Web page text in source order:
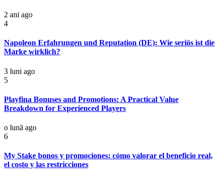
2 ani ago
4
Napoleon Erfahrungen und Reputation (DE): Wie seriös ist die
Marke wirklich?
3 luni ago
5
Playfina Bonuses and Promotions: A Practical Value
Breakdown for Experienced Players
o lună ago
6
My Stake bonos y promociones: cómo valorar el beneficio real,
el costo y las restricciones